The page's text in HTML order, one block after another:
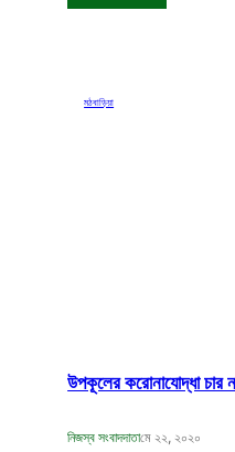
মঠবাড়িয়া
উপকূলের করোনাযোদ্ধা চার
নিজস্ব সংবাদদাতামে ২২, ২০২০